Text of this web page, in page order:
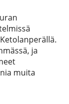
ja
muita